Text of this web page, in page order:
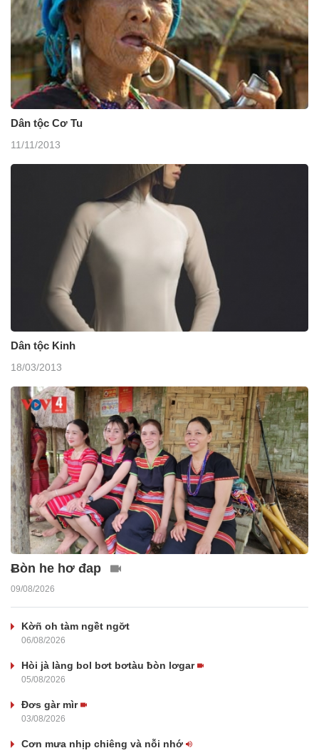
Dân tộc Cơ Tu
11/11/2013
Dân tộc Kinh
18/03/2013
Ƀòn he hơ đap
09/08/2026
Kờñ oh tàm ngềt ngơ̆t
06/08/2026
Hòi jà làng bol bơt bơtàu ƀòn lơgar
05/08/2026
Đơs gàr mìr
03/08/2026
Cơn mưa nhịp chiêng và nỗi nhớ